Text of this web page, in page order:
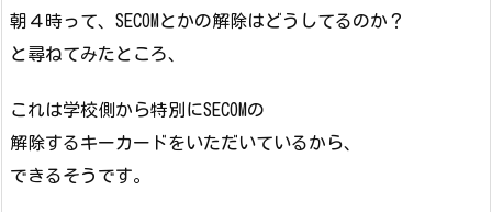
朝４時って、SECOMとかの解除はどうしてるのか？
と尋ねてみたところ、
これは学校側から特別にSECOMの
解除するキーカードをいただいているから、
できるそうです。